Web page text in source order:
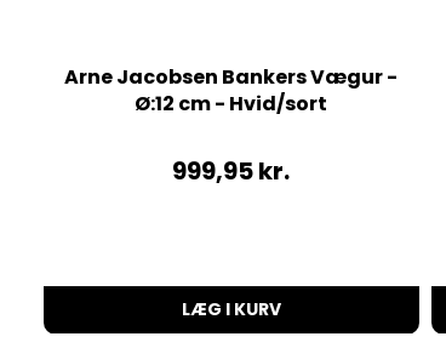
Arne Jacobsen Bankers Vægur -
Ø:12 cm - Hvid/sort
999,95kr.
LÆG I KURV